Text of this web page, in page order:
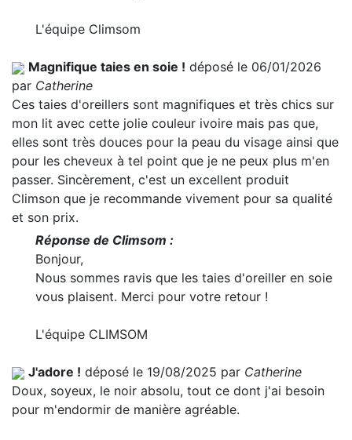
L'équipe Climsom
Magnifique taies en soie ! déposé le 06/01/2026
par Catherine
Ces taies d'oreillers sont magnifiques et très chics sur
mon lit avec cette jolie couleur ivoire mais pas que,
elles sont très douces pour la peau du visage ainsi que
pour les cheveux à tel point que je ne peux plus m'en
passer. Sincèrement, c'est un excellent produit
Climson que je recommande vivement pour sa qualité
et son prix.
Réponse de Climsom :
Bonjour,
Nous sommes ravis que les taies d'oreiller en soie
vous plaisent. Merci pour votre retour !
L'équipe CLIMSOM
J'adore ! déposé le 19/08/2025 par Catherine
Doux, soyeux, le noir absolu, tout ce dont j'ai besoin
pour m'endormir de manière agréable.